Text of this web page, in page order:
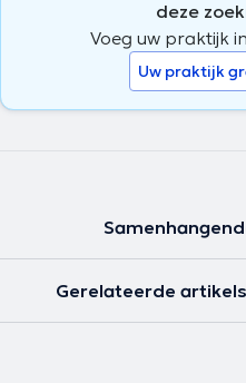
deze
Voeg uw praktijk
Uw praktijk
Gerelateerde